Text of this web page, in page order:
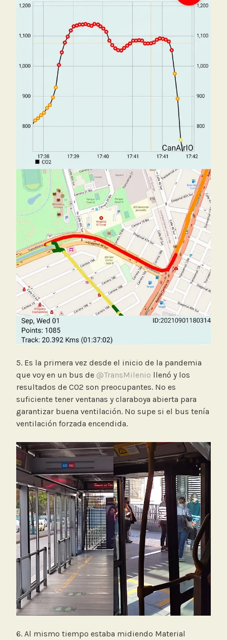
5. Es la primera vez desde el inicio de la pandemia
que voy en un bus de @TransMilenio llenó y los
resultados de CO2 son preocupantes. No es
suficiente tener ventanas y claraboya abierta para
garantizar buena ventilación. No supe si el bus tenía
ventilación forzada encendida.
6. Al mismo tiempo estaba midiendo Material